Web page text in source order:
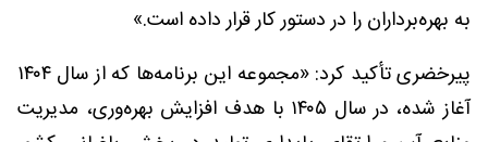
به بهره‌برداران را در دستور کار قرار داده است.»
پیرخضری تأکید کرد: «مجموعه این برنامه‌ها که از سال ۱۴۰۴
آغاز شده، در سال ۱۴۰۵ با هدف افزایش بهره‌وری، مدیریت